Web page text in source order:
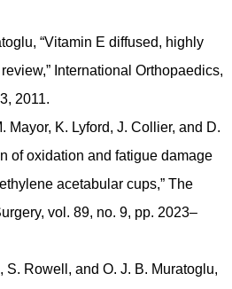
“Vitamin E diffused, highly
International Orthopaedics,
2011.
Mayor, K. Lyford, J. Collier, and D.
of oxidation and fatigue damage
acetabular cups,” The
vol. 89, no. 9, pp. 2023–
S. Rowell, and O. J. B. Muratoglu,